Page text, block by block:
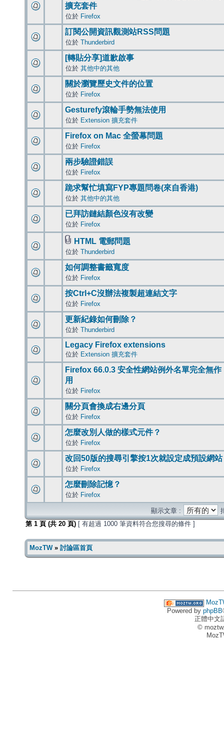
擴充套件
位於 Firefox
訂閱公開資訊觀測站RSS問題
位於 Thunderbird
[轉貼分享]道歉啟事
位於 其他中的其他
關於瀏覽歷史文件的位置
位於 Firefox
Gesturefy滾輪手勢無法使用
位於 Extension 擴充套件
Firefox on Mac 全螢幕問題
位於 Firefox
兩步驗證錯誤
位於 Firefox
跪求幫忙填寫FYP專題問卷(來自香港)
位於 其他中的其他
已拜訪鏈結顏色沒有改變
位於 Firefox
HTML 電郵問題
位於 Thunderbird
如何調整書籤寬度
位於 Firefox
按Ctrl+C沒辦法複製超連結文字
位於 Firefox
更新紀錄如何刪除？
位於 Thunderbird
Legacy Firefox extensions
位於 Extension 擴充套件
Firefox 66.0.3 安全性網站例外名單完全無作
用
位於 Firefox
關分頁會換成右邊分頁
位於 Firefox
怎麼改別人做的樣式元件？
位於 Firefox
改回50版的搜尋引擎按1次就設定成預設網站
位於 Firefox
怎麼刪除記憶？
位於 Firefox
顯示文章 :
第 1 頁 (共 20 頁) [ 有超過 1000 筆資料符合您搜尋的條件 ]
MozTW» 討論區首頁
Powered by phpBB
正體中文
©